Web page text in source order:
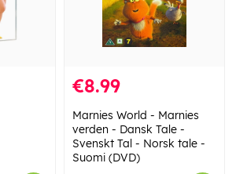
€8.99
Marnies World - Marnies
verden - Dansk Tale -
Svenskt Tal - Norsk tale -
Suomi (DVD)